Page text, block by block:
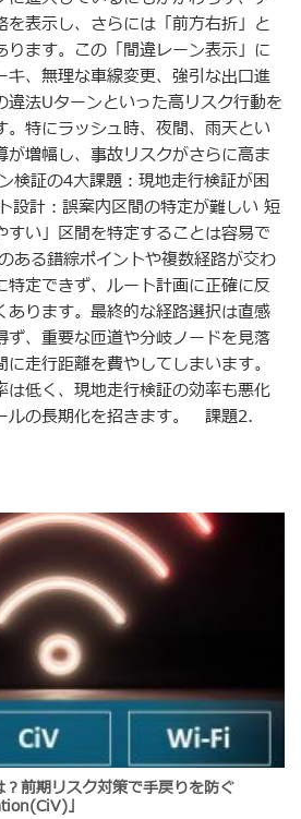
を表示し、さらには「前方右折」と
ます。この「間違レーン表示」に
キ、無理な車線変更、強引な出口進
法Uターンといった高リスク行動を
特にラッシュ時、夜間、雨天とい
が増幅し、事故リスクがさらに高ま
検証の4大課題：現地走行検証が困
計：誤案内区間の特定が難しい 短
すい」区間を特定することは容易で
ある錯綜ポイントや複数経路が交わ
特定できず、ルート計画に正確に反
あります。最終的な経路選択は直感
ず、重要な匝道や分岐ノードを見落
走行距離を費やしてしまいます。
は低く、現地走行検証の効率も悪化
ルの長期化を招きます。 課題2.
前期リスク対策で手戻りを防ぐ
」